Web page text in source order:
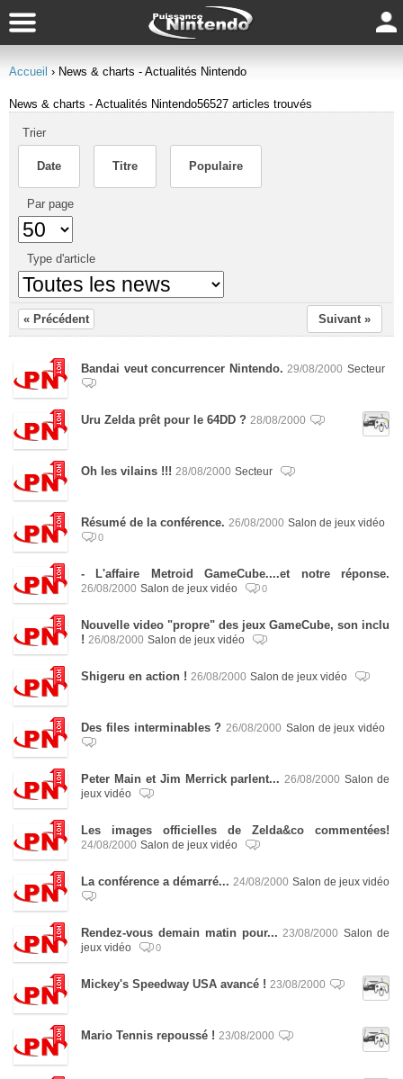
Accueil › News & charts - Actualités Nintendo
News & charts - Actualités Nintendo56527 articles trouvés
Trier
Date Titre Populaire
Par page
Type d'article
« Précédent Suivant »
Bandai veut concurrencer Nintendo. 29/08/2000 Secteur
Uru Zelda prêt pour le 64DD ? 28/08/2000
Oh les vilains !!! 28/08/2000 Secteur
Résumé de la conférence. 26/08/2000 Salon de jeux vidéo
0
- L'affaire Metroid GameCube....et notre réponse.
26/08/2000 Salon de jeux vidéo 0
Nouvelle video "propre" des jeux GameCube, son inclu
! 26/08/2000 Salon de jeux vidéo
Shigeru en action ! 26/08/2000 Salon de jeux vidéo
Des files interminables ? 26/08/2000 Salon de jeux vidéo
Peter Main et Jim Merrick parlent... 26/08/2000 Salon de
jeux vidéo
Les images officielles de Zelda&co commentées!
24/08/2000 Salon de jeux vidéo
La conférence a démarré... 24/08/2000 Salon de jeux vidéo
Rendez-vous demain matin pour... 23/08/2000 Salon de
jeux vidéo
0
Mickey's Speedway USA avancé ! 23/08/2000
Mario Tennis repoussé ! 23/08/2000